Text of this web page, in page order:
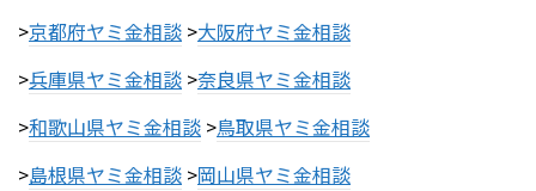
>京都府ヤミ金相談 >大阪府ヤミ金相談
>兵庫県ヤミ金相談 >奈良県ヤミ金相談
>和歌山県ヤミ金相談 >鳥取県ヤミ金相談
>島根県ヤミ金相談 >岡山県ヤミ金相談